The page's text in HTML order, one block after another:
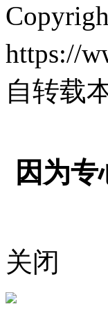
https://
自转载
因为
关闭